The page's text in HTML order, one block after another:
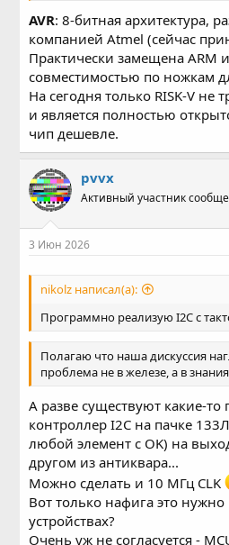
AVR: 8-битная архитектура,
компанией Atmel (сейчас
Практически замещена ARM и
совместимостью по ножкам
На сегодня только RISK-V не
и является полностью
чип дешевле.
pvvx
Активный участник
3 Июн 2026
nikolz написал(а):
Программно реализую I2C с
Полагаю что наша дискуссия
проблема не в железе, а в
А разве существуют какие-
контроллер I2C на пачке
любой элемент с OK) на
другом из антиквара...
Можно сделать и 10 МГц CLK
Вот только нафига это
устройствах?
Очень уж не согласуется -